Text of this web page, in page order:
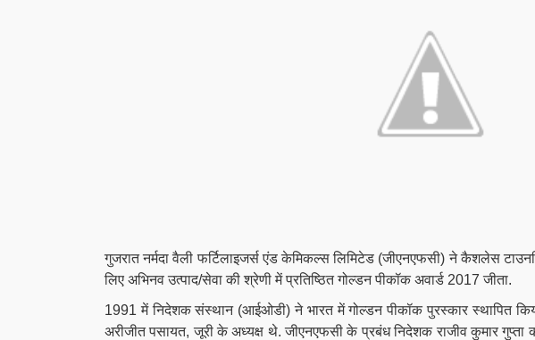
गुजरात नर्मदा वैली फर्टिलाइजर्स एंड केमिकल्स लिमिटेड (जीएनएफसी) ने कैशलेस
लिए अभिनव उत्पाद/सेवा की श्रेणी में प्रतिष्ठित गोल्डन पीकॉक अवार्ड 2017 जीता.
1991 में निदेशक संस्थान (आईओडी) ने भारत मेंगोल्डन पीकॉकपुरस्कार स्थापित
अरीजीत पसायत, जूरी के अध्यक्ष थे. जीएनएफसी के प्रबंध निदेशक राजीव कुमार